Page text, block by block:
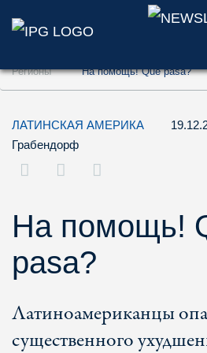
Перейти к
Перейти к поиску
Перейти к навигации
Регионы На помощь! Qué pasa?
ЛАТИНСКАЯ АМЕРИКА
Грабендорф
На помощь!
pasa?
Латиноамериканцы
существенного